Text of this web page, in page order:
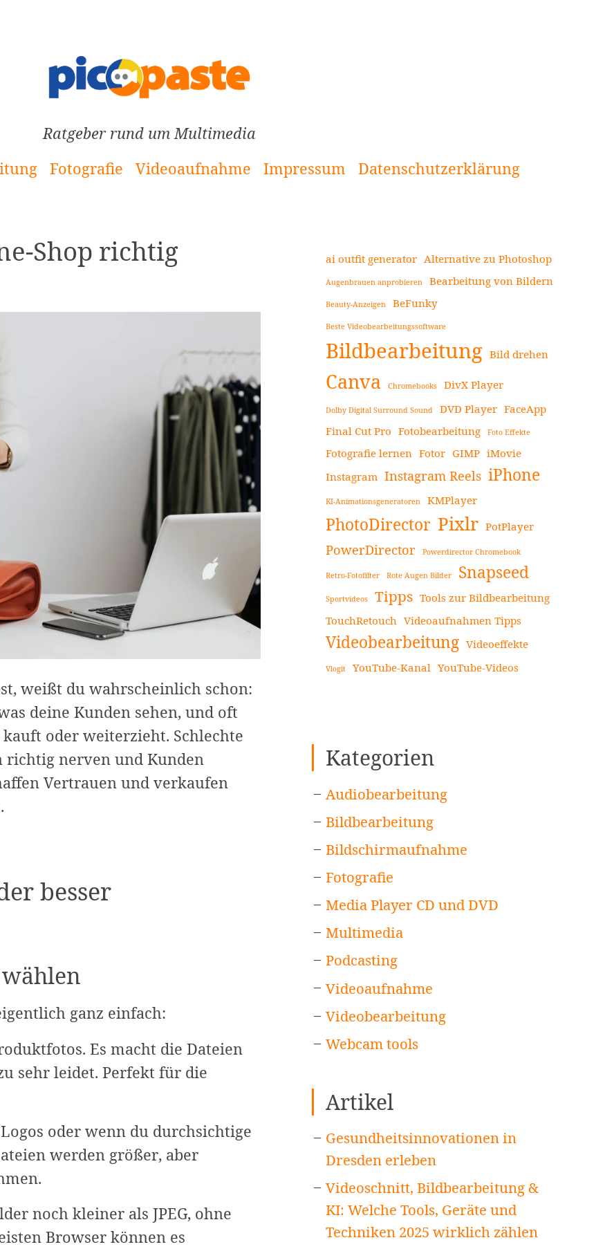
Ratgeber rund um Multimedia
Fotografie Videoaufnahme Impressum Datenschutzerklärung
Shop richtig
weißt du wahrscheinlich schon:
deine Kunden sehen, und oft
oder weiterzieht. Schlechte
richtig nerven und Kunden
Vertrauen und verkaufen
besser
ganz einfach:
Es macht die Dateien
sehr leidet. Perfekt für die
oder wenn du durchsichtige
werden größer, aber
noch kleiner als JPEG, ohne
Browser können es
Seitenleiste
ai outfit generator Alternative zu Photoshop
Augenbrauen anprobieren Bearbeitung von Bildern
Beauty-Anzeigen BeFunky
Beste Videobearbeitungssoftware
Bildbearbeitung Bild drehen
Canva Chromebooks DivX Player
Dolby Digital Surround Sound DVD Player FaceApp
Final Cut Pro Fotobearbeitung Foto Effekte
Fotografie lernen Fotor GIMP iMovie
Instagram Instagram Reels iPhone
KI-Animationsgeneratoren KMPlayer
PhotoDirector Pixlr PotPlayer
PowerDirector Powerdirector Chromebook
Retro-Fotofilter Rote Augen Bilder Snapseed
Sportvideos Tipps Tools zur Bildbearbeitung
TouchRetouch
Videoaufnahmen Tipps
Videobearbeitung Videoeffekte
Vlogit YouTube-Kanal YouTube-Videos
Kategorien
Audiobearbeitung
Bildbearbeitung
Bildschirmaufnahme
Fotografie
Media Player CD und DVD
Multimedia
Podcasting
Videoaufnahme
Videobearbeitung
Webcam tools
Artikel
Gesundheitsinnovationen in
Dresden erleben
Videoschnitt, Bildbearbeitung &
KI: Welche Tools, Geräte und
Techniken 2025 wirklich zählen